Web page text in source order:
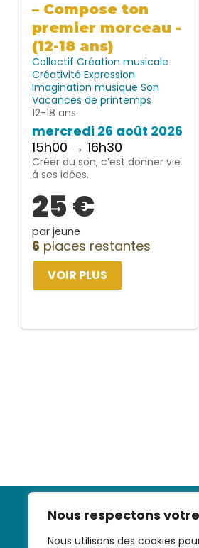
Nous respectons
Nous utilisons des cookies
– Compose ton
premier morceau -
(12-18 ans)
Collectif Création musicale
Créativité Expression
Imagination musique Son
Vacances de printemps
12-18 ans
mercredi 26 août 2026
15h00 → 16h30
Créer du son, c’est donner vie
à ses idées.
25 €
par jeune
6 places restantes
VOIR PLUS